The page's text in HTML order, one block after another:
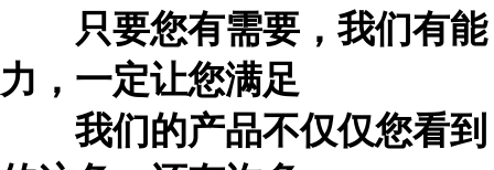
只要您有需要，我们有能
力，一定让您满足
我们的产品不仅仅您看到